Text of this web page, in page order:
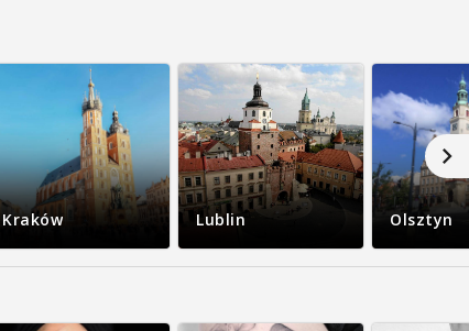
Kraków Lublin Olsztyn